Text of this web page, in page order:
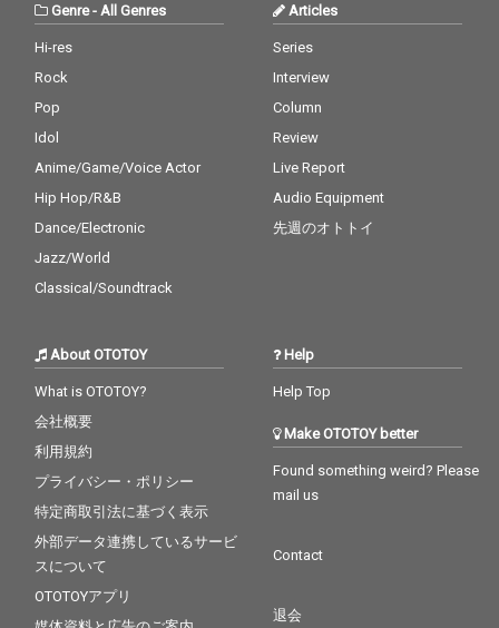
Genre- All Genres
Hi-res
Rock
Pop
Idol
Anime/Game/Voice Actor
Hip Hop/R&B
Dance/Electronic
Jazz/World
Classical/Soundtrack
Articles
Series
Interview
Column
Review
Live Report
Audio Equipment
先週のオトトイ
About OTOTOY
What is OTOTOY?
会社概要
利用規約
プライバシー・ポリシー
特定商取引法に基づく表示
外部データ連携しているサービ
スについて
OTOTOYアプリ
Help
Help Top
Make OTOTOY better
Found something weird? Please
mail us
Contact
退会